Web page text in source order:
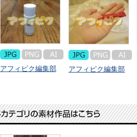
アフィピク編集部 アフィピク編集部